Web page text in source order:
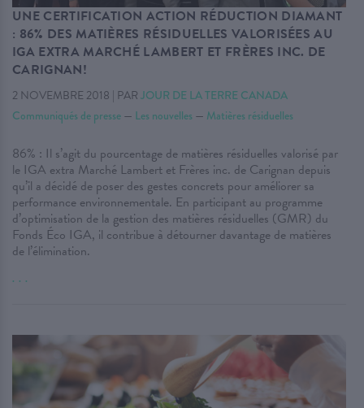
UNE CERTIFICATION ACTION RÉDUCTION DIAMANT
: 86% DES MATIÈRES RÉSIDUELLES VALORISÉES AU
IGA EXTRA MARCHÉ LAMBERT ET FRÈRES INC. DE
CARIGNAN!
2 NOVEMBRE 2018 | PAR JOUR DE LA TERRE CANADA
Communiqués de presse — Les nouvelles — Matières résiduelles
86% : Il s’agit du pourcentage de matières résiduelles valorisé par
le IGA extra Marché Lambert et Frères inc. de Carignan depuis
qu’il a décidé de poser des gestes concrets pour améliorer sa
performance environnementale. En participant au programme
d’optimisation de la gestion des matières résiduelles (GMR) du
Fonds Éco IGA, il contribue à détourner davantage de matières
de l’élimination.
. . .